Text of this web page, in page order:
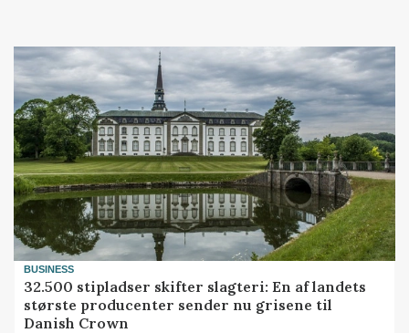
BUSINESS
32.500 stipladser skifter slagteri: En af landets
største producenter sender nu grisene til
Danish Crown